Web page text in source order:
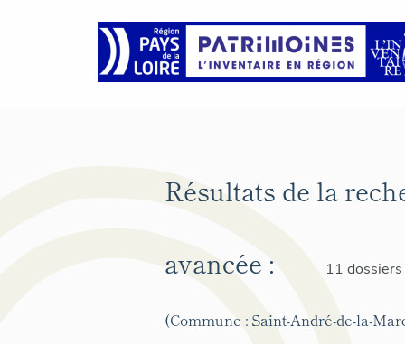
Résultats de la
avancée :
11 dossiers
(Commune : Saint-André-de-la-